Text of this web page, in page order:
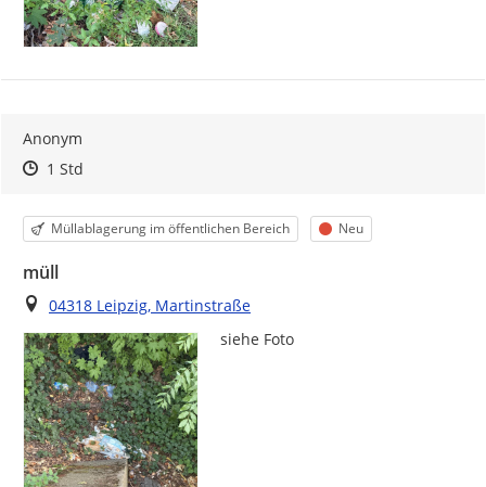
Anonym
Zeitpunkt des Erstellens
Zeitpunkt des Erstellens
1 StdZur Äußerung
Kategorie
Müllablagerung im öffentlichen Bereich Status
Neu
müll
Ort
04318 Leipzig, Martinstraße
siehe Foto